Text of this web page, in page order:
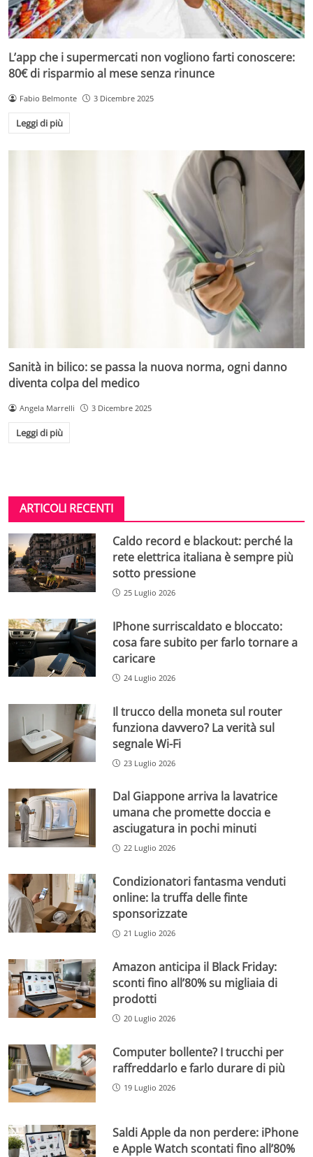
L’app che i supermercati non vogliono farti conoscere:
80€ di risparmio al mese senza rinunce
Fabio Belmonte 3 Dicembre 2025
Leggi di più
Sanità in bilico: se passa la nuova norma, ogni danno
diventa colpa del medico
Angela Marrelli 3 Dicembre 2025
Leggi di più
ARTICOLI RECENTI
Caldo record e blackout: perché la
rete elettrica italiana è sempre più
sotto pressione
25 Luglio 2026
IPhone surriscaldato e bloccato:
cosa fare subito per farlo tornare a
caricare
24 Luglio 2026
Il trucco della moneta sul router
funziona davvero? La verità sul
segnale Wi-Fi
23 Luglio 2026
Dal Giappone arriva la lavatrice
umana che promette doccia e
asciugatura in pochi minuti
22 Luglio 2026
Condizionatori fantasma venduti
online: la truffa delle finte
sponsorizzate
21 Luglio 2026
Amazon anticipa il Black Friday:
sconti fino all’80% su migliaia di
prodotti
20 Luglio 2026
Computer bollente? I trucchi per
raffreddarlo e farlo durare di più
19 Luglio 2026
Saldi Apple da non perdere: iPhone
e Apple Watch scontati fino all’80%